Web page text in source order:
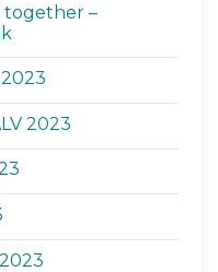
together –
2023